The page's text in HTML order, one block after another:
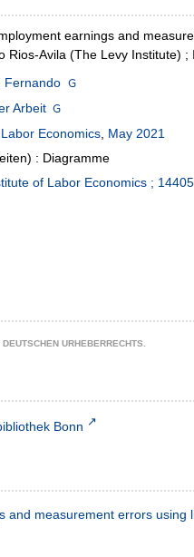
earnings and
Rios-Avila (The Levy Institute)
Fernando
Arbeit
Economics, May 2021
: Diagramme
of Labor Economics ; 14405
URHEBERRECHTS.
Bonn
and measurement errors using